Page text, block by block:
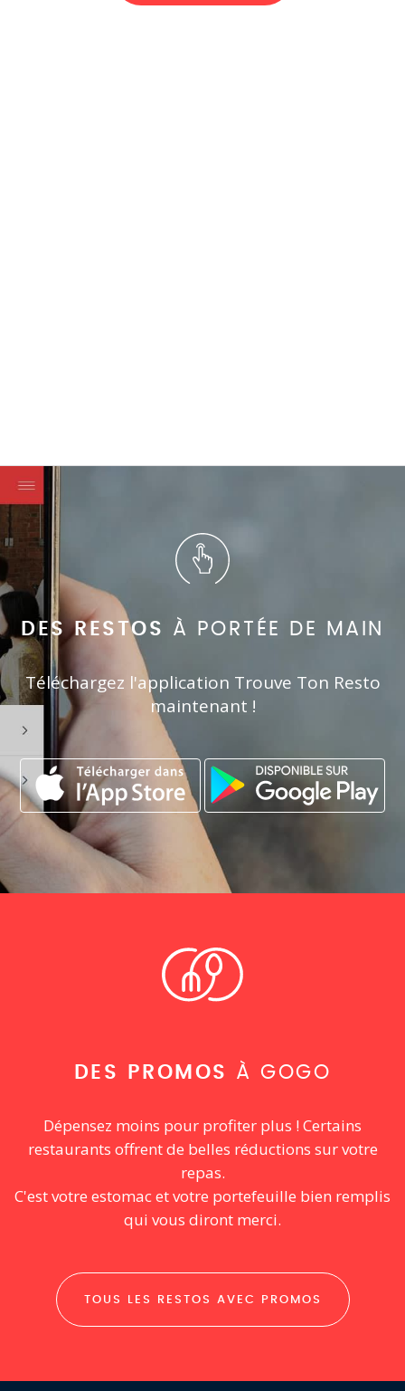
DES RESTOS À PORTÉE DE MAIN
Téléchargez l'application Trouve Ton Resto
maintenant !
DES PROMOS À GOGO
Dépensez moins pour profiter plus ! Certains
restaurants offrent de belles réductions sur votre
repas.
C'est votre estomac et votre portefeuille bien remplis
qui vous diront merci.
TOUS LES RESTOS AVEC PROMOS